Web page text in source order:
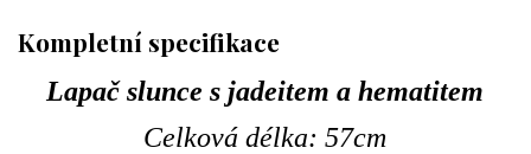
Kompletní specifikace
Lapač slunce s jadeitem a hematitem
Celková délka: 57cm